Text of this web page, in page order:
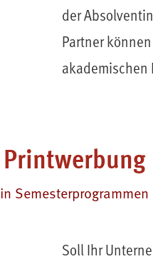
der
Partner
Printwerbung
in Semesterprogrammen
Soll Ihr